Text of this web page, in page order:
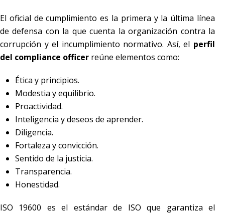
El oficial de cumplimiento es la primera y la última línea
de defensa con la que cuenta la organización contra la
corrupción y el incumplimiento normativo. Así, el perfil
del compliance officer reúne elementos como:
Ética y principios.
Modestia y equilibrio.
Proactividad.
Inteligencia y deseos de aprender.
Diligencia.
Fortaleza y convicción.
Sentido de la justicia.
Transparencia.
Honestidad.
ISO 19600 es el estándar de ISO que garantiza el